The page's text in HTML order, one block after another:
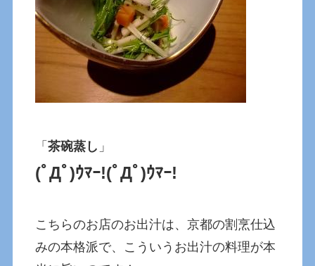
「茶碗蒸し 」
(ﾟДﾟ)ｳﾏｰ!(ﾟДﾟ)ｳﾏｰ!
こちらのお店のお出汁は、京都の割烹仕込
みの本格派で、こういうお出汁の料理が本